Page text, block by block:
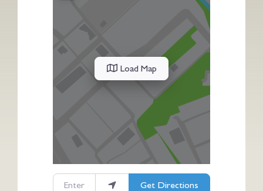
Load Map
Enter your location
Get Directions